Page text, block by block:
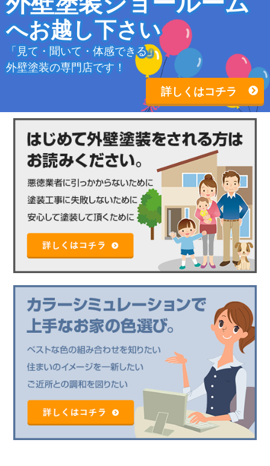
へお越し下さい
「見て・聞いて・体感できる」
外壁塗装の専門店です！
詳しくはコチラ